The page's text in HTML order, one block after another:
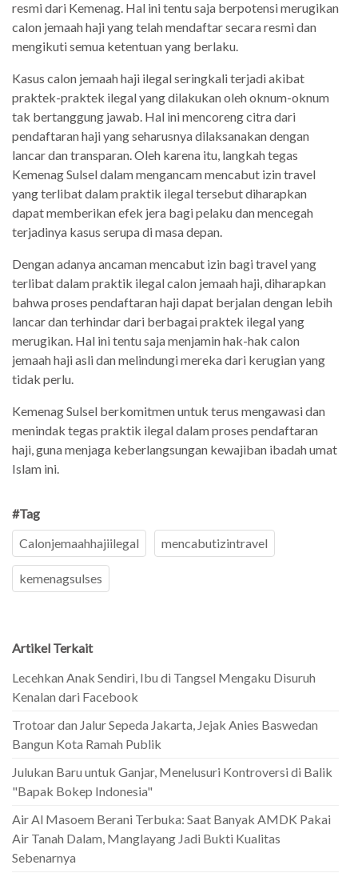
resmi dari Kemenag. Hal ini tentu saja berpotensi merugikan
calon jemaah haji yang telah mendaftar secara resmi dan
mengikuti semua ketentuan yang berlaku.
Kasus calon jemaah haji ilegal seringkali terjadi akibat
praktek-praktek ilegal yang dilakukan oleh oknum-oknum
tak bertanggung jawab. Hal ini mencoreng citra dari
pendaftaran haji yang seharusnya dilaksanakan dengan
lancar dan transparan. Oleh karena itu, langkah tegas
Kemenag Sulsel dalam mengancam mencabut izin travel
yang terlibat dalam praktik ilegal tersebut diharapkan
dapat memberikan efek jera bagi pelaku dan mencegah
terjadinya kasus serupa di masa depan.
Dengan adanya ancaman mencabut izin bagi travel yang
terlibat dalam praktik ilegal calon jemaah haji, diharapkan
bahwa proses pendaftaran haji dapat berjalan dengan lebih
lancar dan terhindar dari berbagai praktek ilegal yang
merugikan. Hal ini tentu saja menjamin hak-hak calon
jemaah haji asli dan melindungi mereka dari kerugian yang
tidak perlu.
Kemenag Sulsel berkomitmen untuk terus mengawasi dan
menindak tegas praktik ilegal dalam proses pendaftaran
haji, guna menjaga keberlangsungan kewajiban ibadah umat
Islam ini.
#Tag
Calonjemaahhajiilegal
mencabutizintravel
kemenagsulses
Artikel Terkait
Lecehkan Anak Sendiri, Ibu di Tangsel Mengaku Disuruh
Kenalan dari Facebook
Trotoar dan Jalur Sepeda Jakarta, Jejak Anies Baswedan
Bangun Kota Ramah Publik
Julukan Baru untuk Ganjar, Menelusuri Kontroversi di Balik
"Bapak Bokep Indonesia"
Air Al Masoem Berani Terbuka: Saat Banyak AMDK Pakai
Air Tanah Dalam, Manglayang Jadi Bukti Kualitas
Sebenarnya